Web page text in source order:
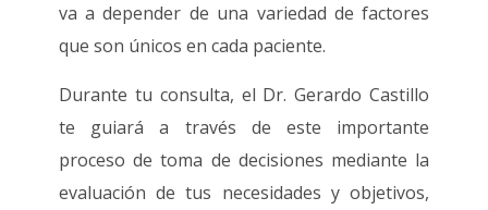
va a depender de una variedad de factores
que son únicos en cada paciente.
Durante tu consulta, el Dr. Gerardo Castillo
te guiará a través de este importante
proceso de toma de decisiones mediante la
evaluación de tus necesidades y objetivos,